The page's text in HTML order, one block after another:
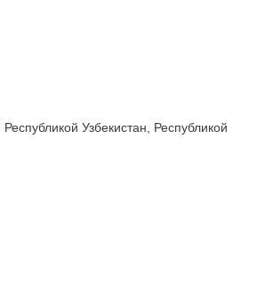
Узбекистан, Республикой